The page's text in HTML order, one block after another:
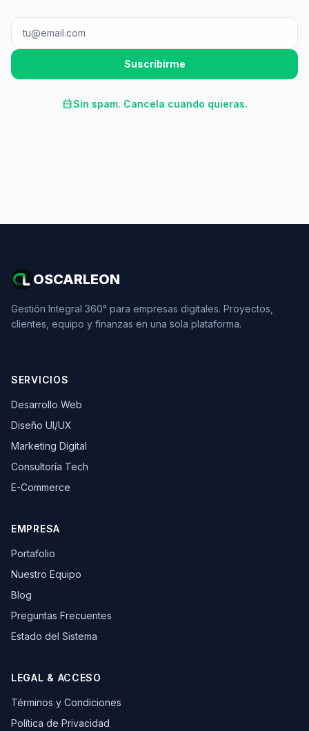
Suscribirme
calendar_monthSin spam. Cancela cuando quieras.
OSCARLEON
Gestión Integral 360° para empresas digitales. Proyectos,
clientes, equipo y finanzas en una sola plataforma.
SERVICIOS
Desarrollo Web
Diseño UI/UX
Marketing Digital
Consultoría Tech
E-Commerce
EMPRESA
Portafolio
Nuestro Equipo
Blog
Preguntas Frecuentes
Estado del Sistema
LEGAL & ACCESO
Términos y Condiciones
Política de Privacidad